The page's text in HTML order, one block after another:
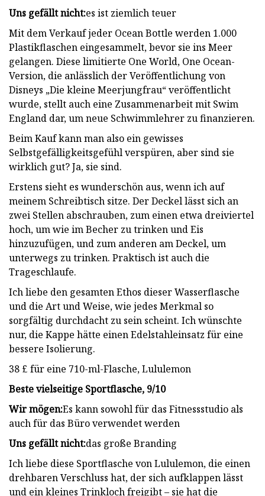
Uns gefällt nicht:es ist ziemlich teuer
Mit dem Verkauf jeder Ocean Bottle werden 1.000
Plastikflaschen eingesammelt, bevor sie ins Meer
gelangen. Diese limitierte One World, One Ocean-
Version, die anlässlich der Veröffentlichung von
Disneys „Die kleine Meerjungfrau“ veröffentlicht
wurde, stellt auch eine Zusammenarbeit mit Swim
England dar, um neue Schwimmlehrer zu finanzieren.
Beim Kauf kann man also ein gewisses
Selbstgefälligkeitsgefühl verspüren, aber sind sie
wirklich gut? Ja, sie sind.
Erstens sieht es wunderschön aus, wenn ich auf
meinem Schreibtisch sitze. Der Deckel lässt sich an
zwei Stellen abschrauben, zum einen etwa dreiviertel
hoch, um wie im Becher zu trinken und Eis
hinzuzufügen, und zum anderen am Deckel, um
unterwegs zu trinken. Praktisch ist auch die
Trageschlaufe.
Ich liebe den gesamten Ethos dieser Wasserflasche
und die Art und Weise, wie jedes Merkmal so
sorgfältig durchdacht zu sein scheint. Ich wünschte
nur, die Kappe hätte einen Edelstahleinsatz für eine
bessere Isolierung.
38 £ für eine 710-ml-Flasche, Lululemon
Beste vielseitige Sportflasche, 9/10
Wir mögen:Es kann sowohl für das Fitnessstudio als
auch für das Büro verwendet werden
Uns gefällt nicht:das große Branding
Ich liebe diese Sportflasche von Lululemon, die einen
drehbaren Verschluss hat, der sich aufklappen lässt
und ein kleines Trinkloch freigibt – sie hat die